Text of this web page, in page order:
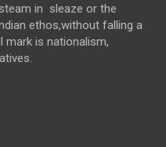
in sleaze or the
ethos,without falling a
mark is nationalism,